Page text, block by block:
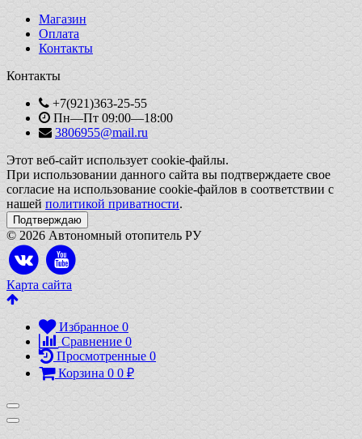
Магазин
Оплата
Контакты
Контакты
+7(921)363-25-55
Пн—Пт 09:00—18:00
3806955@mail.ru
Этот веб-сайт использует cookie-файлы.
При использовании данного сайта вы подтверждаете свое
согласие на использование cookie-файлов в соответствии с
нашей политикой приватности.
Подтверждаю
© 2026 Автономный отопитель РУ
Карта сайта
Избранное 0
Сравнение 0
Просмотренные 0
Корзина 0 0 ₽